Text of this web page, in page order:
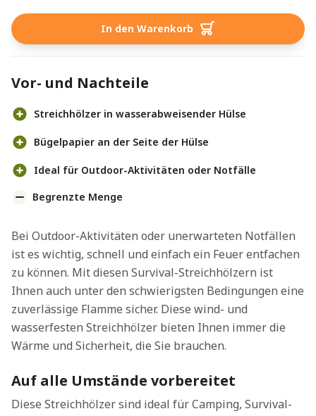
In den Warenkorb
Vor- und Nachteile
Streichhölzer in wasserabweisender Hülse
Bügelpapier an der Seite der Hülse
Ideal für Outdoor-Aktivitäten oder Notfälle
Begrenzte Menge
Bei Outdoor-Aktivitäten oder unerwarteten Notfällen
ist es wichtig, schnell und einfach ein Feuer entfachen
zu können. Mit diesen Survival-Streichhölzern ist
Ihnen auch unter den schwierigsten Bedingungen eine
zuverlässige Flamme sicher. Diese wind- und
wasserfesten Streichhölzer bieten Ihnen immer die
Wärme und Sicherheit, die Sie brauchen.
Auf alle Umstände vorbereitet
Diese Streichhölzer sind ideal für Camping, Survival-